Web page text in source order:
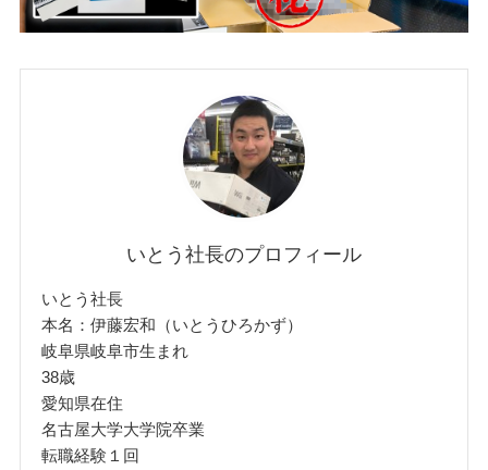
いとう社長のプロフィール
いとう社長
本名：伊藤宏和（いとうひろかず）
岐阜県岐阜市生まれ
38歳
愛知県在住
名古屋大学大学院卒業
転職経験１回